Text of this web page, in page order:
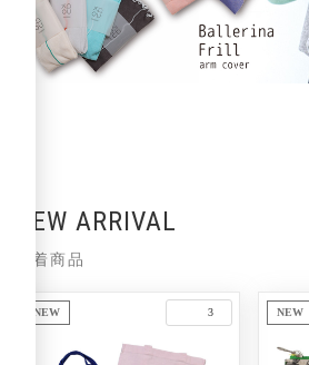
NEW ARRIVAL
新着商品
NEW 3 NEW